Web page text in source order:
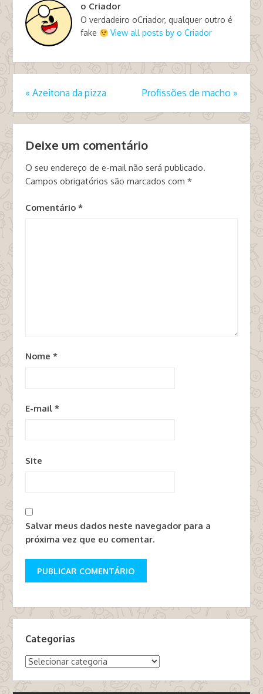
o Criador
O verdadeiro oCriador, qualquer outro é
fake
View all posts by o Criador
« Azeitona da pizza Profissões de macho »
Deixe um comentário
O seu endereço de e-mail não será publicado.
Campos obrigatórios são marcados com *
Comentário *
Nome *
E-mail *
Site
Salvar meus dados neste navegador para a
próxima vez que eu comentar.
Categorias
Categorias